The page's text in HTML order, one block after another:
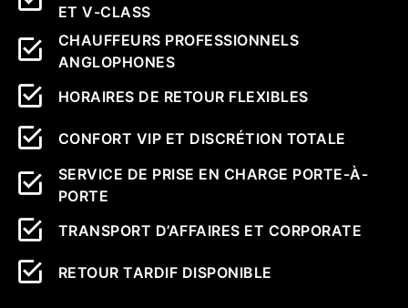
ET V-CLASS
CHAUFFEURS PROFESSIONNELS
ANGLOPHONES
HORAIRES DE RETOUR FLEXIBLES
CONFORT VIP ET DISCRÉTION TOTALE
SERVICE DE PRISE EN CHARGE PORTE-À-
PORTE
TRANSPORT D’AFFAIRES ET CORPORATE
RETOUR TARDIF DISPONIBLE